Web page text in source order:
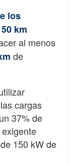
los
km
al menos
de
cargas
37% de
150 kW de